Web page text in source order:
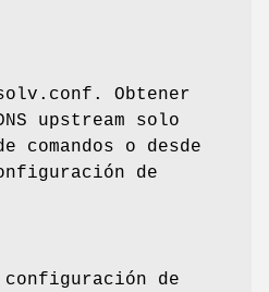
Obtener
upstream solo
comandos o desde
de
de